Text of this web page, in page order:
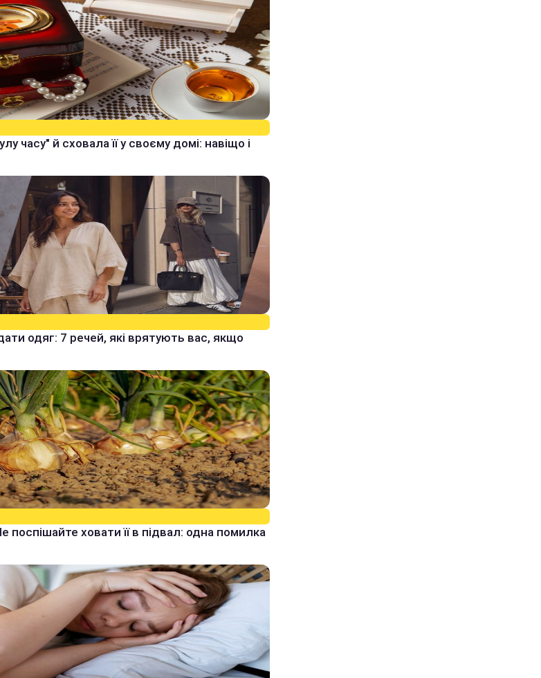
часу" й сховала її у своєму домі: навіщо і
одяг: 7 речей, які врятують вас, якщо
ховати її в підвал: одна помилка